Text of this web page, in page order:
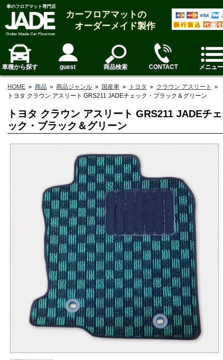
車のフロアマット専門店
カーフロアマットの
オーダーメイド製作
車種から探す guest 商品検索 CONTACT メニュー
HOME » 商品 » 商品ジャンル » 国産車 » トヨタ » クラウン アスリート
»
トヨタ クラウン アスリート GRS211 JADEチェック・ブラック＆グリーン
トヨタ クラウン アスリート GRS211 JADEチェ
ック・ブラック＆グリーン